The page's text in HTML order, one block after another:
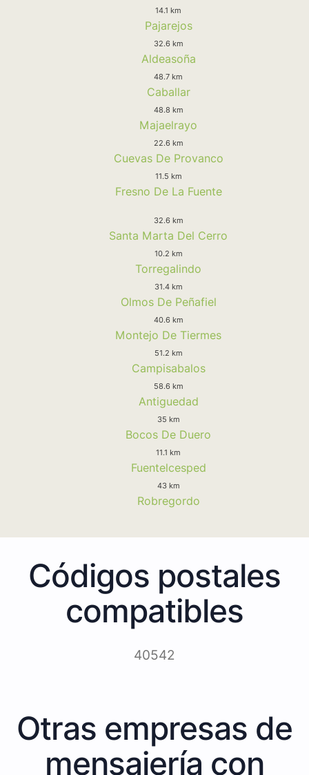
14.1 km
Pajarejos
32.6 km
Aldeasoña
48.7 km
Caballar
48.8 km
Majaelrayo
22.6 km
Cuevas De Provanco
11.5 km
Fresno De La Fuente
32.6 km
Santa Marta Del Cerro
10.2 km
Torregalindo
31.4 km
Olmos De Peñafiel
40.6 km
Montejo De Tiermes
51.2 km
Campisabalos
58.6 km
Antiguedad
35 km
Bocos De Duero
11.1 km
Fuentelcesped
43 km
Robregordo
Códigos postales
compatibles
40542
Otras empresas de
mensajería con